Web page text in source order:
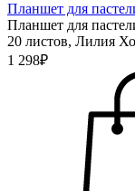
Планшет для
Планшет для
20 листов, Лилия
1 298₽